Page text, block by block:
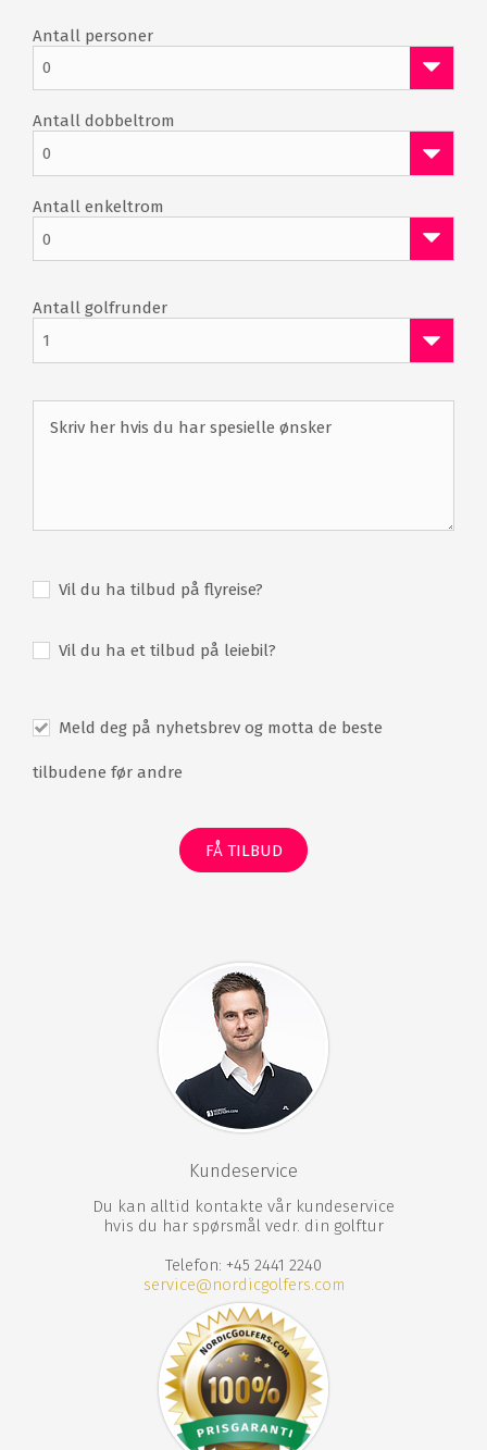
Antall personer
0
Antall dobbeltrom
0
Antall enkeltrom
0
Antall golfrunder
1
Vil du ha tilbud på flyreise?
Vil du ha et tilbud på leiebil?
Meld deg på nyhetsbrev og motta de beste
tilbudene før andre
FÅ TILBUD
Kundeservice
Du kan alltid kontakte vår kundeservice
hvis du har spørsmål vedr. din golftur
Telefon: +45 2441 2240
service@nordicgolfers.com